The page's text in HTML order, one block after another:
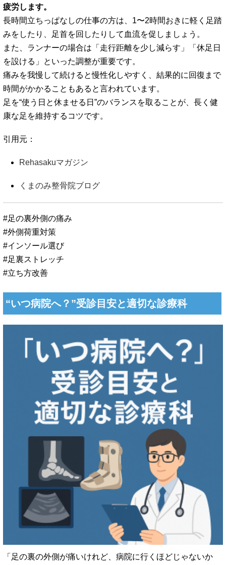
疲労します。
長時間立ちっぱなしの仕事の方は、1〜2時間おきに軽く足踏
みをしたり、足首を回したりして血流を促しましょう。
また、ランナーの場合は「走行距離を少し減らす」「休足日
を設ける」といった調整が重要です。
痛みを我慢して続けると慢性化しやすく、結果的に回復まで
時間がかかることもあると言われています。
足を“使う日と休ませる日”のバランスを取ることが、長く健
康な足を維持するコツです。
引用元：
Rehasakuマガジン
くまのみ整骨院ブログ
#足の裏外側の痛み
#外側荷重対策
#インソール選び
#足裏ストレッチ
#立ち方改善
“いつ病院へ？”受診目安と適切な診療科
「足の裏の外側が痛いけれど、病院に行くほどじゃないか